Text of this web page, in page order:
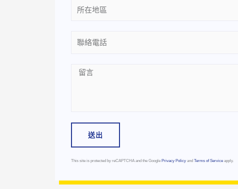
Location
Phone
Message
送出
This site is protected by reCAPTCHA and the Google Privacy Policy and Terms of Service apply.